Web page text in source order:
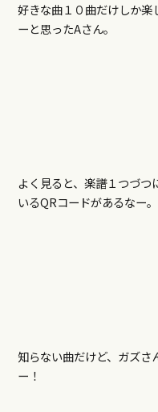
好きな曲１０曲だけしか楽
ーと思ったAさん。
よく見ると、楽譜１つづ
いるQRコードがあるなー。
知らない曲だけど、ガズさ
ー！